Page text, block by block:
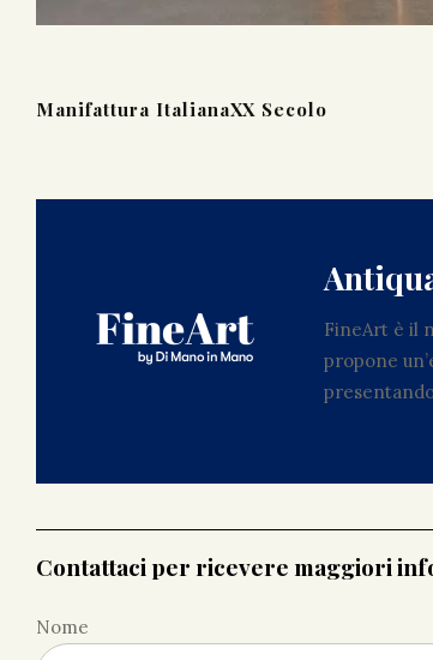
Manifattura ItalianaXX Secolo
FineArt è il
propone
Contattaci per ricevere maggiori
Nome